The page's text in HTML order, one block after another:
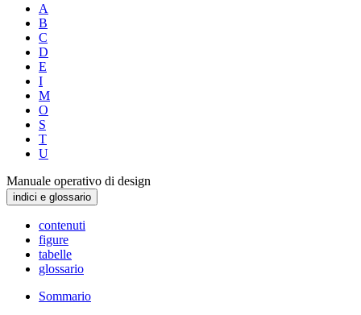
A
B
C
D
E
I
M
O
S
T
U
Manuale operativo di design
indici e glossario
contenuti
figure
tabelle
glossario
Sommario